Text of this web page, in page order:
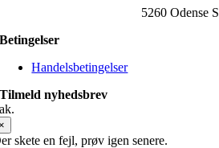
5260 Odense S
Betingelser
Handelsbetingelser
Tilmeld nyhedsbrev
skete en fejl, prøv igen senere.